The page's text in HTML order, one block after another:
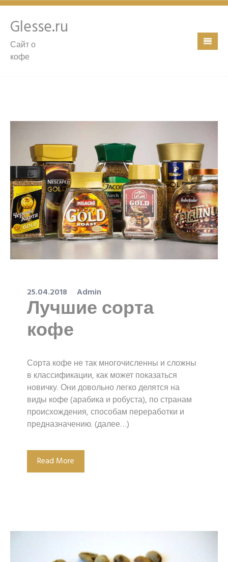
Glesse.ru
Сайт о
кофе
25.04.2018 Admin
Лучшие сорта
кофе
Сорта кофе не так многочисленны и сложны
в классификации, как может показаться
новичку. Они довольно легко делятся на
виды кофе (арабика и робуста), по странам
происхождения, способам переработки и
предназначению. (далее…)
Read More